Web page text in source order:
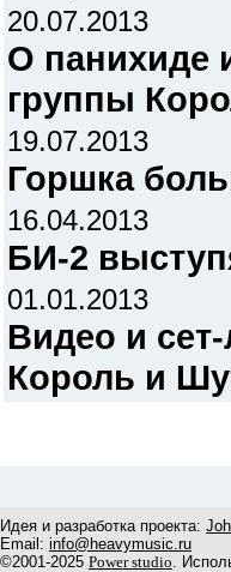
20.07.2013
О панихиде
группы
19.07.2013
Горшка
16.04.2013
БИ-2
01.01.2013
Видео и
Король и
Идея и разработка проекта:
Email: info@heavymusic.ru
©2001-2025 Power studio.